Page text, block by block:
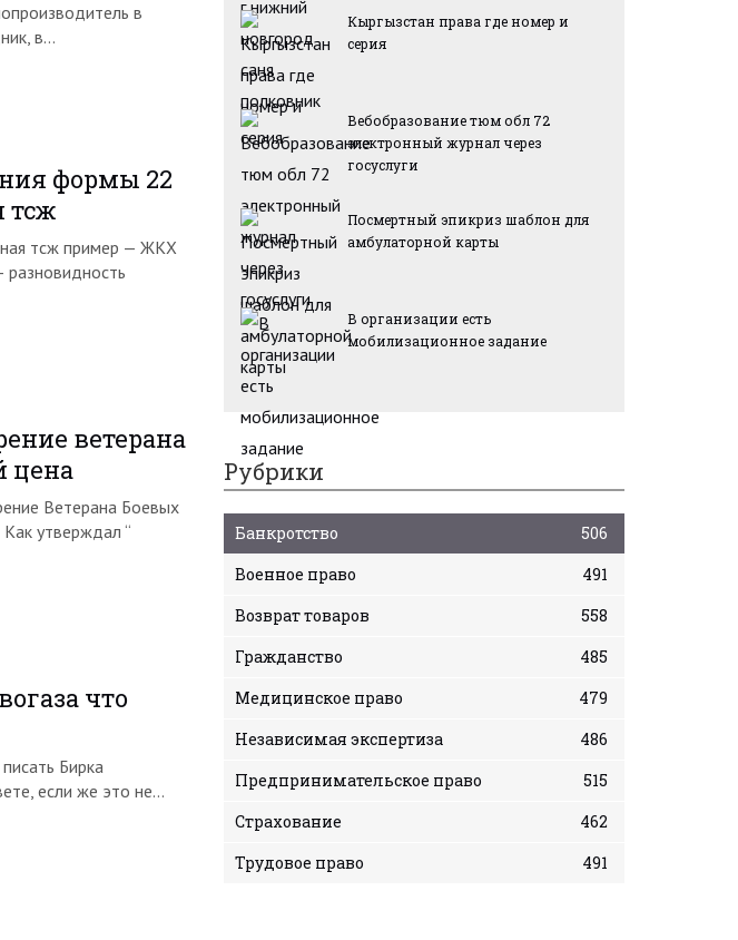
в
в…
формы 22
тсж
тсж пример — ЖКХ
ветерана
цена
Ветерана Боевых
утверждал “
что
Бирка
если же это не…
Кыргызстан права где номер и
серия
Вебобразование тюм обл 72
электронный журнал через
госуслуги
Посмертный эпикриз шаблон для
амбулаторной карты
В организации есть
мобилизационное задание
Рубрики
Банкротство
506
Военное право
491
Возврат товаров
558
Гражданство
485
Медицинское право
479
Независимая экспертиза
486
Предпринимательское право
515
Страхование
462
Трудовое право
491